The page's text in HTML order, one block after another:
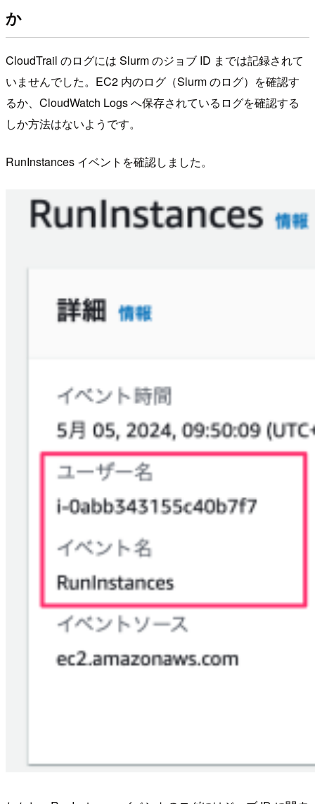
か
CloudTrail のログには Slurm のジョブ ID までは記録されて
いませんでした。EC2 内のログ（Slurm のログ）を確認す
るか、CloudWatch Logs へ保存されているログを確認する
しか方法はないようです。
RunInstances イベントを確認しました。